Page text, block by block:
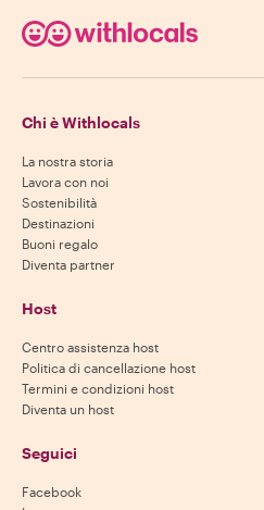
Chi è Withlocals
La nostra storia
Lavora con noi
Sostenibilità
Destinazioni
Buoni regalo
Diventa partner
Host
Centro assistenza host
Politica di cancellazione host
Termini e condizioni host
Diventa un host
Seguici
Facebook